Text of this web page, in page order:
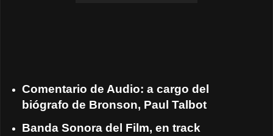
Comentario de Audio: a cargo del
biógrafo de Bronson, Paul Talbot
Banda Sonora del Film, en track